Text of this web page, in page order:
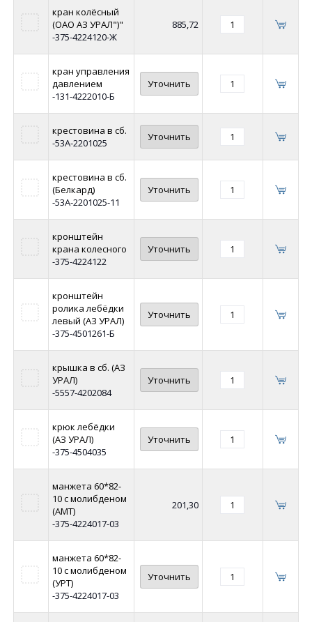
кран колёсный
(ОАО АЗ УРАЛ")"
-375-4224120-Ж
885,72
кран управления
давлением
-131-4222010-Б
Уточнить
крестовина в сб.
-53А-2201025
Уточнить
крестовина в сб.
(Белкард)
-53А-2201025-11
Уточнить
кронштейн
крана колесного
-375-4224122
Уточнить
кронштейн
ролика лебёдки
левый (АЗ УРАЛ)
-375-4501261-Б
Уточнить
крышка в сб. (АЗ
УРАЛ)
-5557-4202084
Уточнить
крюк лебёдки
(АЗ УРАЛ)
-375-4504035
Уточнить
манжета 60*82-
10 с молибденом
(АМТ)
-375-4224017-03
201,30
манжета 60*82-
10 с молибденом
(УРТ)
-375-4224017-03
Уточнить